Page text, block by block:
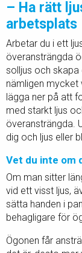
– Ha rätt
arbetsplats
Arbetar du i ett
överansträngda
solljus och skapa
nämligen
lägga ner på att
med starkt ljus
överansträngda.
dig och ljus eller
Vet du inte om
Om man sitter
vid ett visst ljus,
sätta handen i
behagligare för
Ögonen får